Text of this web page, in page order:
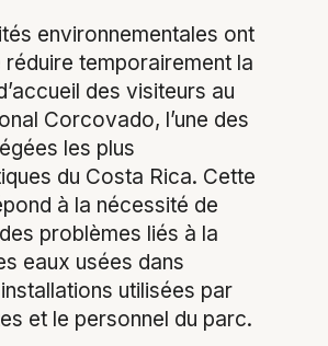
environnementales ont
réduire temporairement la
des visiteurs au
Corcovado, l’une des
les plus
du Costa Rica. Cette
à la nécessité de
problèmes liés à la
eaux usées dans
utilisées par
et le personnel du parc.